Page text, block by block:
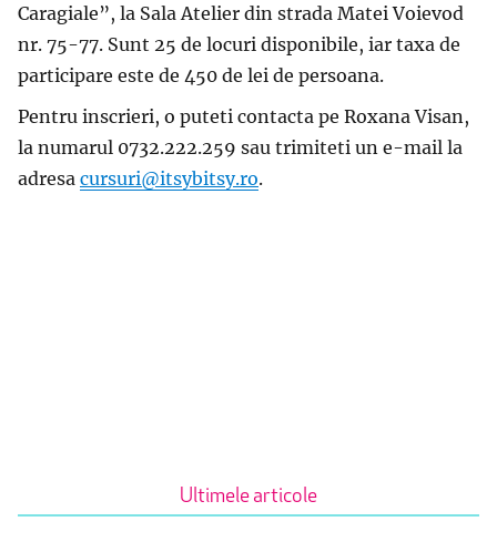
Caragiale”, la Sala Atelier din strada Matei Voievod
nr. 75-77. Sunt 25 de locuri disponibile, iar taxa de
participare este de 450 de lei de persoana.
Pentru inscrieri, o puteti contacta pe Roxana Visan,
la numarul 0732.222.259 sau trimiteti un e-mail la
adresa cursuri@itsybitsy.ro.
Ultimele articole